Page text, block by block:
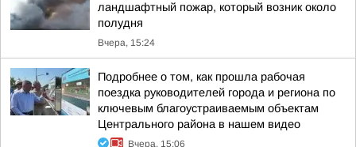
ландшафтный пожар, который возник около
полудня
Вчера, 15:24
Подробнее о том, как прошла рабочая
поездка руководителей города и региона по
ключевым благоустраиваемым объектам
Центрального района в нашем видео
Вчера, 15:06